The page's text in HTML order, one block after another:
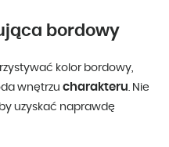
bordowy
kolor bordowy,
wnętrzu charakteru . Nie
uzyskać naprawdę